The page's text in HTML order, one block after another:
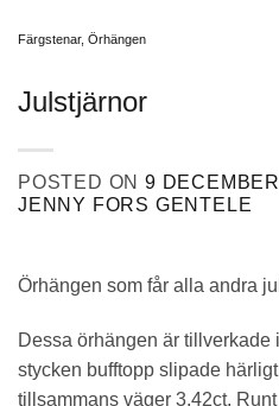
Färgstenar, Örhängen
Julstjärnor
POSTED ON9
JENNY FORS GENTELE
Örhängen som får alla andra
Dessa örhängen är tillverkade
stycken bufftopp slipade
tillsammans väger 3,42ct.